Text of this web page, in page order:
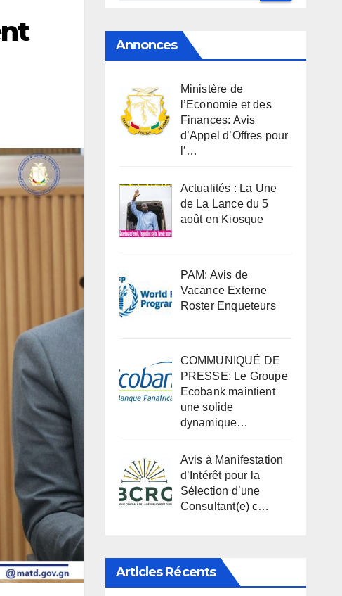
Annonces
Ministère de
l’Economie et des
Finances: Avis
d’Appel d’Offres pour
l’…
Actualités : La Une
de La Lance du 5
août en Kiosque
PAM: Avis de
Vacance Externe
Roster Enqueteurs
COMMUNIQUÉ DE
PRESSE: Le Groupe
Ecobank maintient
une solide
dynamique…
Avis à Manifestation
d’Intérêt pour la
Sélection d’une
Consultant(e) c…
Articles Récents